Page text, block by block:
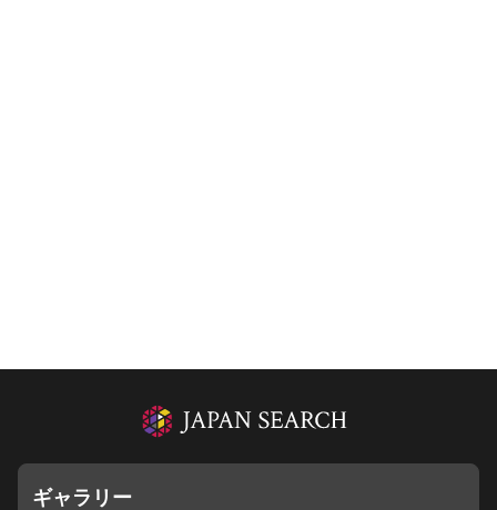
ギャラリー